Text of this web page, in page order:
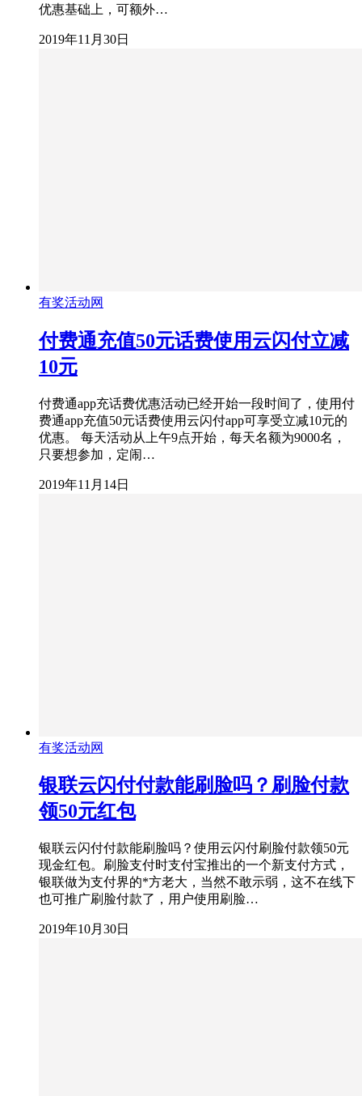
优惠基础上，可额外…
2019年11月30日
有奖活动网
付费通充值50元话费使用云闪付立减
10元
付费通app充话费优惠活动已经开始一段时间了，使用付
费通app充值50元话费使用云闪付app可享受立减10元的
优惠。 每天活动从上午9点开始，每天名额为9000名，
只要想参加，定闹…
2019年11月14日
有奖活动网
银联云闪付付款能刷脸吗？刷脸付款
领50元红包
银联云闪付付款能刷脸吗？使用云闪付刷脸付款领50元
现金红包。刷脸支付时支付宝推出的一个新支付方式，
银联做为支付界的*方老大，当然不敢示弱，这不在线下
也可推广刷脸付款了，用户使用刷脸…
2019年10月30日